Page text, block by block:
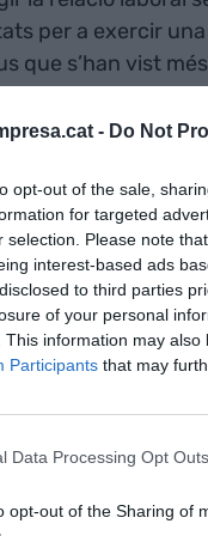
- Do Not
opt-out of the sale,
for targeted
selection. Please note
interest-based ads
to third parties
of your personal
This information may
Participants that may
Data Processing Opt Outs
opt-out of the Sharing of
per a exercir
que s’han vist
i de serveis.
aliena al
en aquesta
durant la